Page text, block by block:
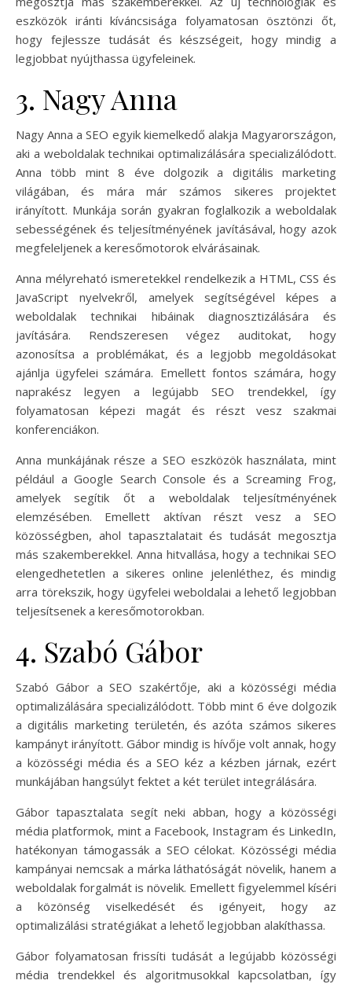
eszközök iránti kíváncsisága folyamatosan ösztönzi őt,
hogy fejlessze tudását és készségeit, hogy mindig a
legjobbat nyújthassa ügyfeleinek.
3. Nagy Anna
Nagy Anna a SEO egyik kiemelkedő alakja Magyarországon,
aki a weboldalak technikai optimalizálására specializálódott.
Anna több mint 8 éve dolgozik a digitális marketing
világában, és mára már számos sikeres projektet
irányított. Munkája során gyakran foglalkozik a weboldalak
sebességének és teljesítményének javításával, hogy azok
megfeleljenek a keresőmotorok elvárásainak.
Anna mélyreható ismeretekkel rendelkezik a HTML, CSS és
JavaScript nyelvekről, amelyek segítségével képes a
weboldalak technikai hibáinak diagnosztizálására és
javítására. Rendszeresen végez auditokat, hogy
azonosítsa a problémákat, és a legjobb megoldásokat
ajánlja ügyfelei számára. Emellett fontos számára, hogy
naprakész legyen a legújabb SEO trendekkel, így
folyamatosan képezi magát és részt vesz szakmai
konferenciákon.
Anna munkájának része a SEO eszközök használata, mint
például a Google Search Console és a Screaming Frog,
amelyek segítik őt a weboldalak teljesítményének
elemzésében. Emellett aktívan részt vesz a SEO
közösségben, ahol tapasztalatait és tudását megosztja
más szakemberekkel. Anna hitvallása, hogy a technikai SEO
elengedhetetlen a sikeres online jelenléthez, és mindig
arra törekszik, hogy ügyfelei weboldalai a lehető legjobban
teljesítsenek a keresőmotorokban.
4. Szabó Gábor
Szabó Gábor a SEO szakértője, aki a közösségi média
optimalizálására specializálódott. Több mint 6 éve dolgozik
a digitális marketing területén, és azóta számos sikeres
kampányt irányított. Gábor mindig is hívője volt annak, hogy
a közösségi média és a SEO kéz a kézben járnak, ezért
munkájában hangsúlyt fektet a két terület integrálására.
Gábor tapasztalata segít neki abban, hogy a közösségi
média platformok, mint a Facebook, Instagram és LinkedIn,
hatékonyan támogassák a SEO célokat. Közösségi média
kampányai nemcsak a márka láthatóságát növelik, hanem a
weboldalak forgalmát is növelik. Emellett figyelemmel kíséri
a közönség viselkedését és igényeit, hogy az
optimalizálási stratégiákat a lehető legjobban alakíthassa.
Gábor folyamatosan frissíti tudását a legújabb közösségi
média trendekkel és algoritmusokkal kapcsolatban, így